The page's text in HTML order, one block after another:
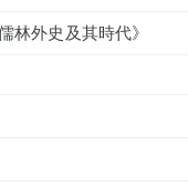
外史及其時代》